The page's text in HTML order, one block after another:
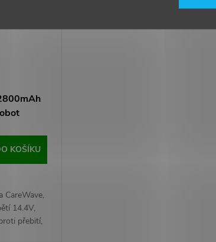
KOŠÍKU
CareWave,
14.4V,
přebití,